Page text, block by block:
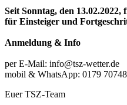
Seit Sonntag, den 13.02.2022,
für Einsteiger und
Anmeldung & Info
per E-Mail: info@tsz-wetter.de
mobil & WhatsApp: 0179
Euer TSZ-Team